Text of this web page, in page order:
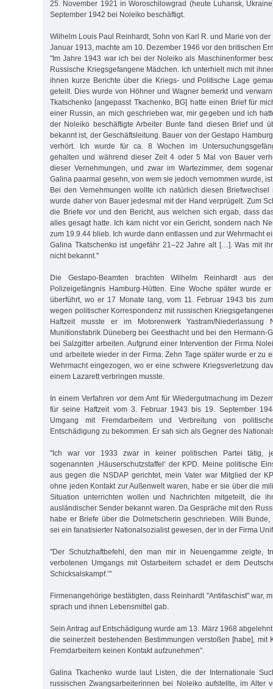
25. November 1921 in Woroschilowgrad (heute Luhansk,
September 1942 bei Noleiko beschäftigt.
Wilhelm Louis Paul Reinhardt, Sohn von Karl R. und Marie von
Januar 1913, machte am 10. Dezember 1946 vor den britischen
"Im Jahre 1943 war ich bei der Noleiko als Maschinenformer
Russische Kriegsgefangene Mädchen. Ich unterhielt mich mit
ihnen kurze Berichte über die Kriegs- und Politische Lage
geteilt. Dies wurde von Höhner und Wagner bemerkt und
Tkatschenko [angepasst Tkachenko, BG] hatte einen Brief für
einer Russin, an mich geschrieben war, mir gegeben und ich
der Noleiko beschäftigte Arbeiter Bunte fand diesen Brief und
bekannt ist, der Geschäftsleitung. Bauer von der Gestapo
verhört. Ich wurde für ca. 8 Wochen im
gehalten und während dieser Zeit 4 oder 5 Mal von Bauer
dieser Vernehmungen, und zwar im Wartezimmer, dem
Galina paarmal gesehn, von wem sie jedoch vernommen wurde,
Bei den Vernehmungen wollte ich natürlich diesen
wurde daher von Bauer jedesmal mit der Hand verprügelt. Zum
die Briefe vor und den Bericht, aus welchen sich ergab, dass
alles gesagt hatte. Ich kam nicht vor ein Gericht, sondern nach
zum 19.9.44 blieb. Ich wurde dann entlassen und zur Wehrmacht
Galina Tkatschenko ist ungefähr 21–22 Jahre alt […]. Was mit
nicht bekannt."
Die Gestapo-Beamten brachten Wilhelm Reinhardt aus
Polizeigefängnis Hamburg-Hütten. Eine Woche später wurde
überführt, wo er 17 Monate lang, vom 11. Februar 1943 bis
wegen politischer Korrespondenz mit russischen
Haftzeit musste er im Motorenwerk Yastram/Niederlassung
Munitionsfabrik Düneberg bei Geesthacht und bei den Hermann-
bei Salzgitter arbeiten. Aufgrund einer Intervention der Firma
und arbeitete wieder in der Firma. Zehn Tage später wurde er zu
Wehrmacht eingezogen, wo er eine schwere Kriegsverletzung
einem Lazarett verbringen musste.
In einem Verfahren vor dem Amt für Wiedergutmachung im
für seine Haftzeit vom 3. Februar 1943 bis 19. September
Umgang mit Fremdarbeitern und Verbreitung von
Entschädigung zu bekommen. Er sah sich als Gegner des
"Ich war vor 1933 zwar in keiner politischen Partei tätig,
sogenannten ‚Häuserschutzstaffel‘ der KPD. Meine politische
aus gegen die NSDAP gerichtet, mein Vater war Mitglied der
ohne jeden Kontakt zur Außenwelt waren, habe er sie über die
Situation unterrichten wollen und Nachrichten mitgeteilt, die
ausländischer Sender bekannt waren. Da Gespräche mit den
habe er Briefe über die Dolmetscherin geschrieben. Willi
sei ein fanatisierter Nationalsozialist gewesen, der in der Firma
"Der Schutzhaftbefehl, den man mir in Neuengamme zeigte,
verbotenen Umgangs mit Ostarbeitern schadet er dem
Schicksalskampf.‘"
Firmenangehörige bestätigten, dass Reinhardt "Antifaschist" war,
sprach und ihnen Lebensmittel gab.
Sein Antrag auf Entschädigung wurde am 13. März 1968
die seinerzeit bestehenden Bestimmungen verstoßen [habe], mit
Fremdarbeitern keinen Kontakt aufzunehmen".
Galina Tkachenko wurde laut Listen, die der Internationale
russischen Zwangsarbeiterinnen bei Noleiko aufstellte, im Alter